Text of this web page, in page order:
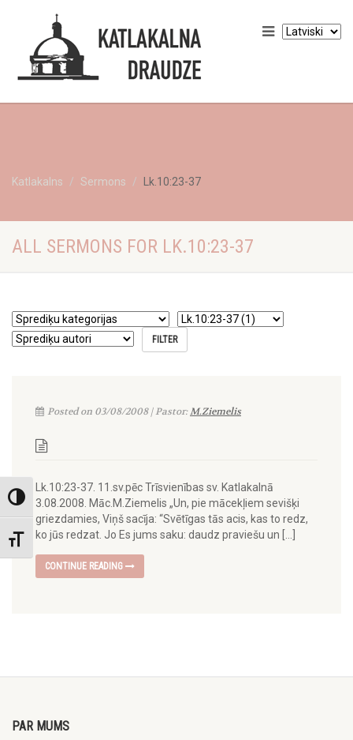
Toggle High Contrast
Toggle Font size
Katlakalns Sermons Lk.10:23-37
ALL SERMONS FOR LK.10:23-37
Posted on 03/08/2008 | Pastor:M.Ziemelis
Lk.10:23-37. 11.sv.pēc Trīsvienības sv. Katlakalnā
3.08.2008. Māc.M.Ziemelis „Un, pie mācekļiem sevišķi
griezdamies, Viņš sacīja: “Svētīgas tās acis, kas to redz,
ko jūs redzat. Jo Es jums saku: daudz praviešu un […]
CONTINUE READING
PAR MUMS